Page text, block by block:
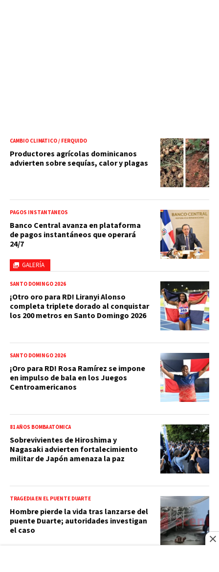
CAMBIO CLIMÁTICO / FERQUIDO
Productores agrícolas dominicanos
advierten sobre sequías, calor y plagas
GALERÍA
PAGOS INSTANTÁNEOS
Banco Central avanza en plataforma
de pagos instantáneos que operará
24/7
SANTO DOMINGO 2026
¡Otro oro para RD! Liranyi Alonso
completa triplete dorado al conquistar
los 200 metros en Santo Domingo 2026
SANTO DOMINGO 2026
¡Oro para RD! Rosa Ramírez se impone
en impulso de bala en los Juegos
Centroamericanos
81 AÑOS BOMBA ATÓMICA
Sobrevivientes de Hiroshima y
Nagasaki advierten fortalecimiento
militar de Japón amenaza la paz
TRAGEDIA EN EL PUENTE DUARTE
Hombre pierde la vida tras lanzarse del
puente Duarte; autoridades investigan
el caso